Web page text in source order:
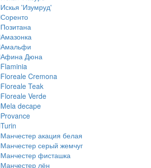
Искья 'Изумруд'
Соренто
Позитана
Амазонка
Амальфи
Афина Дюна
Flaminia
Floreale Cremona
Floreale Teak
Floreale Verde
Mela decape
Provance
Turin
Манчестер акация белая
Манчестер серый жемчуг
Манчестер фисташка
Манчестер лён